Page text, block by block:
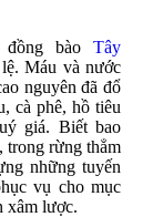
bào Tây
Máu và nước
nguyên đã đổ
cà phê, hồ tiêu
giá. Biết bao
trong rừng thẳm
những tuyến
vụ cho mục
xâm lược.